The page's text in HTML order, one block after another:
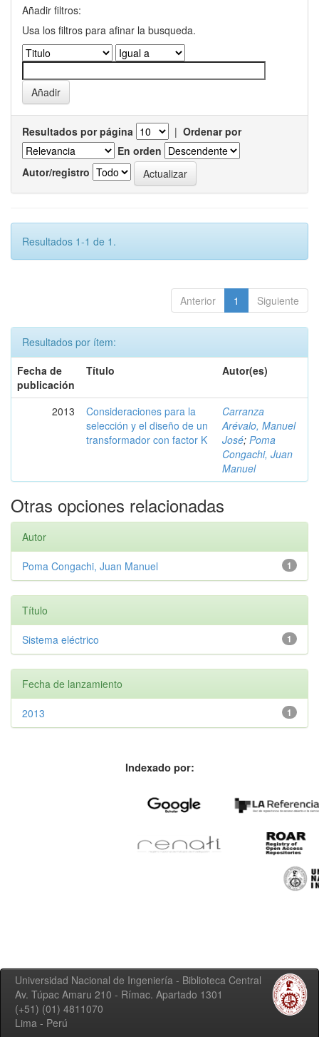
Añadir filtros:
Usa los filtros para afinar la busqueda.
Resultados por página | Ordenar por
En orden
Autor/registro
Resultados 1-1 de 1.
Anterior 1 Siguiente
Resultados por ítem:
Fecha de
publicación
Título Autor(es)
2013
Consideraciones para la
selección y el diseño de un
transformador con factor K
Carranza
Arévalo, Manuel
José; Poma
Congachi, Juan
Manuel
Otras opciones relacionadas
Autor
1
Poma Congachi, Juan Manuel
Título
1
Sistema eléctrico
Fecha de lanzamiento
1
2013
Indexado por:
Universidad Nacional de Ingeniería - Biblioteca Central
Av. Túpac Amaru 210 - Rímac. Apartado 1301
(+51) (01) 4811070
Lima - Perú